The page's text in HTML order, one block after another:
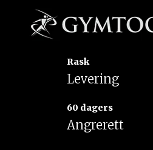
Rask
Levering
60 dagers
Angrerett